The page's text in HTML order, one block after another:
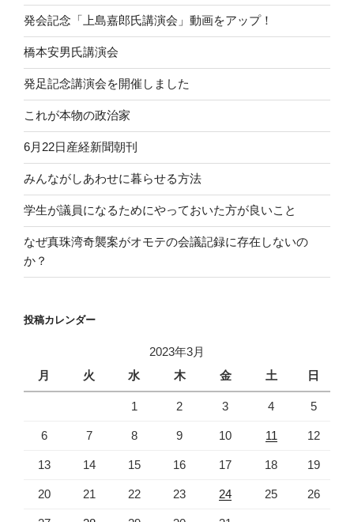
発会記念「上島嘉郎氏講演会」動画をアップ！
橋本安男氏講演会
発足記念講演会を開催しました
これが本物の政治家
6月22日産経新聞朝刊
みんながしあわせに暮らせる方法
学生が議員になるためにやっておいた方が良いこと
なぜ真珠湾奇襲案がオモテの会議記録に存在しないの
か？
投稿カレンダー
2023年3月
月
火 水 木 金 土 日
1 2 3 4 5
6 7 8 9 10 11 12
13 14 15 16 17 18 19
20 21 22 23 24 25 26